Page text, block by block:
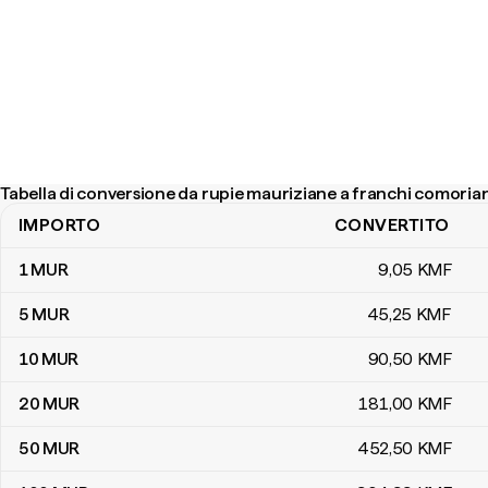
Tabella di conversione da rupie mauriziane a franchi
Tabella di conversione da rupie mauriziane a franchi comoriani
IMPORTO CONVERTITO
1MUR 9,05 KMF
5 MUR 45,25 KMF
10 MUR 90,50 KMF
20 MUR 181,00 KMF
50 MUR 452,50 KMF